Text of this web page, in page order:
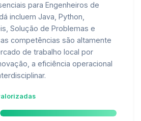
para Engenheiros de
incluem Java, Python,
Solução de Problemas e
competências são altamente
de trabalho local por
a eficiência operacional